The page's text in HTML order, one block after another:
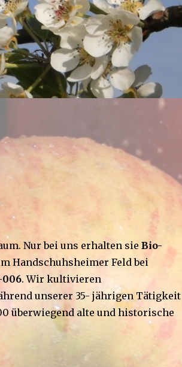
Nur bei uns erhalten sieBio-
Handschuhsheimer Feld bei
006. Wir kultivieren
unserer 35- jährigen Tätigkeit
überwiegend alte und historische